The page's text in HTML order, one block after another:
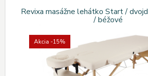
Revixa masážne lehátko Start /
/ béžové
Akcia -15%